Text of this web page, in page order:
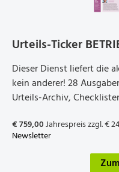
Urteils-Ticker
Dieser Dienst liefert die
kein anderer! 28
Urteils-Archiv,
€ 759,00Jahrespreis zzgl. €
Newsletter